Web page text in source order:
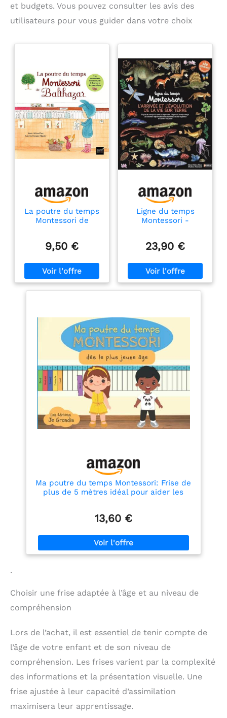
et budgets. Vous pouvez consulter les avis des
utilisateurs pour vous guider dans votre choix
La poutre du temps
Montessori de
9,50 €
Ligne du temps
Montessori -
sur Terre - 2 grandes
2,5 mètres +
stickers
repositionnables
23,90 €
Ma poutre du temps Montessori: Frise de
plus de 5 mètres idéal pour aider les
rendez-vous, événements importants,
13,60 €
.
Choisir une frise adaptée à l’âge et au niveau de
compréhension
Lors de l’achat, il est essentiel de tenir compte de
l’âge de votre enfant et de son niveau de
compréhension. Les frises varient par la complexité
des informations et la présentation visuelle. Une
frise ajustée à leur capacité d’assimilation
maximisera leur apprentissage.